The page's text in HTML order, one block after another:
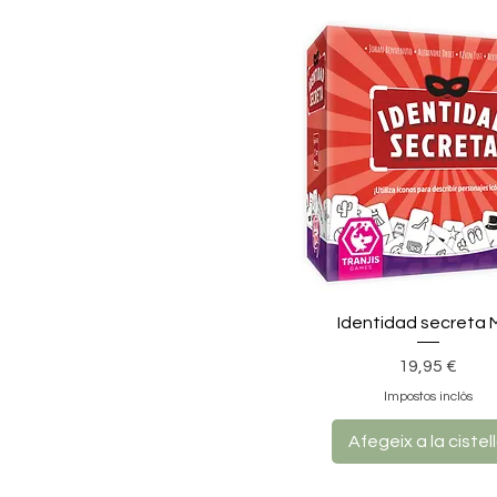
Identidad secreta
Preu
19,95 €
Impostos inclòs
Afegeix a la